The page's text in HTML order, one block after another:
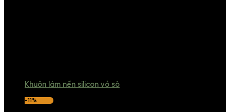
Khuôn làm nến silicon vỏ sò
-11%